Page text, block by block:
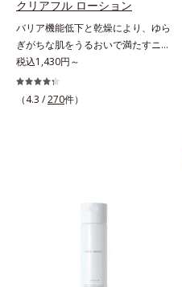
明感に満ちた肌へ導く保湿成分*9
メマツヨイグサ抽出液、スイカズラ
エキス配合＝角層のすみずみまで水
分・油分を保ち、ハリ・ツヤを与え
る保湿成分*10 気持ちのこと各商品
8アイテム分の機能を3ステップに集
約し、よりシンプルなお手入れで、
ハリ・ツヤのある好印象な清潔透明
肌(*1)へ導きます。*1 うるおいによ
る透明感のある肌*2 男性の顔画像
データベースPubMed及びGoogle
scholarにより国内化粧品業界にお
ーラ化成研究所調べ）
クリアフル ローション
バリア機能低下と乾燥により、ゆら
ぎがちな肌をうるおいで満たすニキ
ビ対策化粧水。「ニキビをくり返し
てしまう」「毛穴目立ちが気にな
る」「マスク生活であごや口まわり
体をはじめとした5種の整肌成分
税込1,430円～
（4.3 /270件）